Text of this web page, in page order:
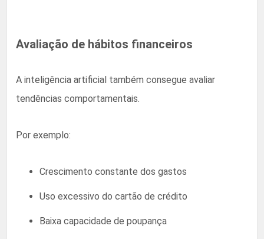
Avaliação de hábitos financeiros
A inteligência artificial também consegue avaliar
tendências comportamentais.
Por exemplo:
Crescimento constante dos gastos
Uso excessivo do cartão de crédito
Baixa capacidade de poupança